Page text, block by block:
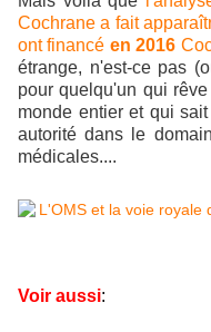
Cochrane a fait
ont financé en 2016
étrange, n'est-ce pas
pour quelqu'un qui
monde entier et qui
autorité dans le
médicales....
Voir aussi: